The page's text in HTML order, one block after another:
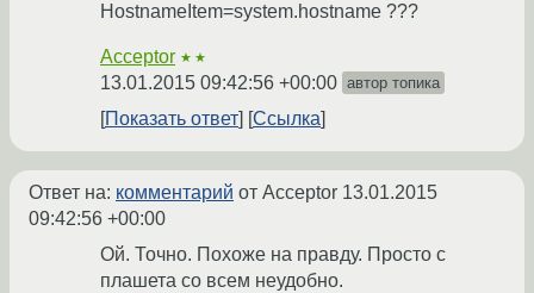
HostnameItem=system.hostname ???
Acceptor ★★
13.01.2015 09:42:56 +00:00 автор топика
Показать ответ Ссылка
Ответ на: комментарий от Acceptor 13.01.2015
09:42:56 +00:00
Ой. Точно. Похоже на правду. Просто с
плашета со всем неудобно.